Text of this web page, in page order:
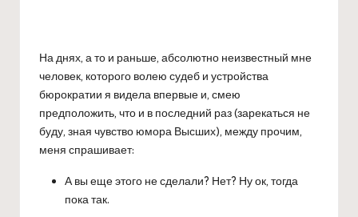
На днях, а то и раньше, абсолютно неизвестный мне
человек, которого волею судеб и устройства
бюрократии я видела впервые и, смею
предположить, что и в последний раз (зарекаться не
буду, зная чувство юмора Высших), между прочим,
меня спрашивает:
А вы еще этого не сделали? Нет? Ну ок, тогда
пока так.